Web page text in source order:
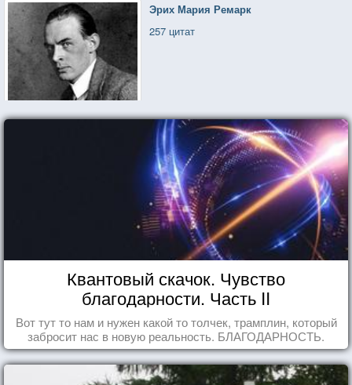
Эрих Мария Ремарк
257 цитат
Квантовый скачок. Чувство
благодарности. Часть II
Вот тут то нам и нужен какой то толчек, трамплин, который
забросит нас в новую реальность. БЛАГОДАРНОСТЬ.